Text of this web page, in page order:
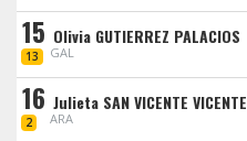
15
13
Olivia GUTIERREZ PALACIOS
GAL
16
2
Julieta SAN VICENTE VICENTE
ARA